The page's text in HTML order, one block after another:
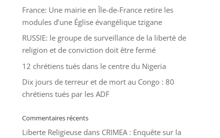
France: Une mairie en Île-de-France retire les
modules d’une Église évangélique tzigane
RUSSIE: le groupe de surveillance de la liberté de
religion et de conviction doit être fermé
12 chrétiens tués dans le centre du Nigeria
Dix jours de terreur et de mort au Congo : 80
chrétiens tués par les ADF
Commentaires récents
Liberte Religieusedans CRIMEA : Enquête sur la